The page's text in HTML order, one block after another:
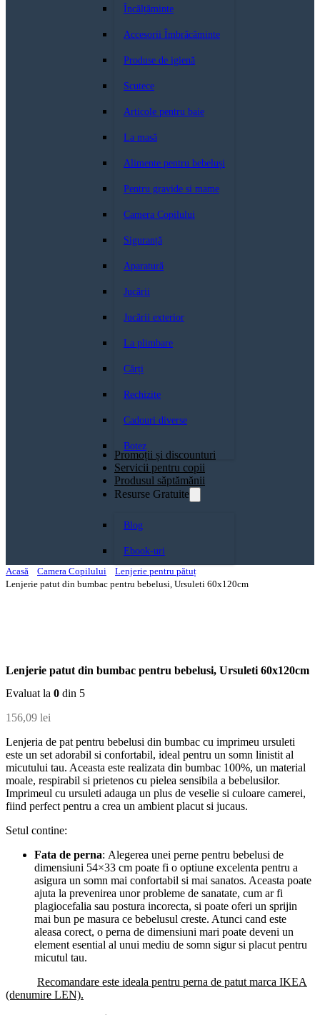
Încălțăminte
Accesorii Îmbrăcăminte
Produse de igienă
Scutece
Articole pentru baie
La masă
Alimente pentru bebeluși
Pentru gravide si mame
Camera Copilului
Siguranță
Aparatură
Jucării
Jucării exterior
La plimbare
Cărți
Rechizite
Cadouri diverse
Botez
Promoții și discounturi
Servicii pentru copii
Produsul săptămănii
Resurse Gratuite
Blog
Ebook-uri
Acasă
Camera Copilului
Lenjerie pentru pătuț
Lenjerie patut din bumbac pentru bebelusi, Ursuleti 60x120cm
Lenjerie patut din bumbac pentru bebelusi, Ursuleti 60x120cm
Evaluat la 0 din 5
156,09 lei
Lenjeria de pat pentru bebelusi din bumbac cu imprimeu ursuleti
este un set adorabil si confortabil, ideal pentru un somn linistit al
micutului tau. Aceasta este realizata din bumbac 100%, un material
moale, respirabil si prietenos cu pielea sensibila a bebelusilor.
Imprimeul cu ursuleti adauga un plus de veselie si culoare camerei,
fiind perfect pentru a crea un ambient placut si jucaus.
Setul contine:
Fata de perna: Alegerea unei perne pentru bebelusi de
dimensiuni 54×33 cm poate fi o optiune excelenta pentru a
asigura un somn mai confortabil si mai sanatos. Aceasta poate
ajuta la prevenirea unor probleme de sanatate, cum ar fi
plagiocefalia sau postura incorecta, si poate oferi un sprijin
mai bun pe masura ce bebelusul creste. Atunci cand este
aleasa corect, o perna de dimensiuni mari poate deveni un
element esential al unui mediu de somn sigur si placut pentru
micutul tau.
Recomandare este ideala pentru perna de patut marca IKEA
(denumire LEN).